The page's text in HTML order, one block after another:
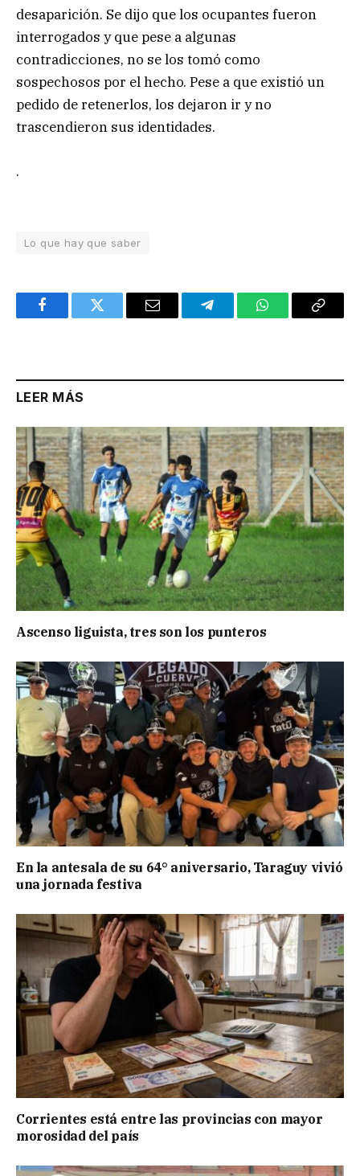
desaparición. Se dijo que los ocupantes fueron
interrogados y que pese a algunas
contradicciones, no se los tomó como
sospechosos por el hecho. Pese a que existió un
pedido de retenerlos, los dejaron ir y no
trascendieron sus identidades.
.
Lo que hay que saber
FacebookTwitter Email TelegramWhatsAppCopy
LEER MÁS
Ascenso liguista, tres son los punteros
En la antesala de su 64° aniversario, Taraguy vivió
una jornada festiva
Corrientes está entre las provincias con mayor
morosidad del país